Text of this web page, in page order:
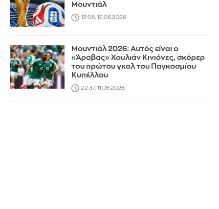
Μουντιάλ
13:08, 12.06.2026
Μουντιάλ 2026: Αυτός είναι ο
«Άραβας» Χουλιάν Κινιόνες, σκόρερ
του πρώτου γκολ του Παγκοσμίου
Κυπέλλου
22:37, 11.06.2026